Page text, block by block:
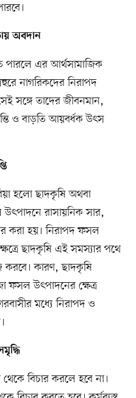
অবদান
পারলে এর আর্থসামাজিক
নাগরিকদের নিরাপদ
সঙ্গে তাদের জীবনমান,
ও বাড়তি আয়বর্ধক উৎস
হলো ছাদকৃষি অথবা
রাসায়নিক সার,
করা হয়। নিরাপদ ফসল
ছাদকৃষি এই সমস্যার পথে
করবে। কারণ, ছাদকৃষি
ফসল উৎপাদনের ক্ষেত্র
মধ্যে নিরাপদ ও
বিচার করলে হবে না।